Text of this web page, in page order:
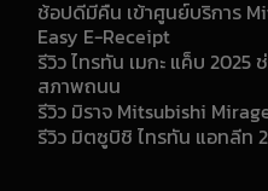
ช้อปดีมีคืน เข้าศูนย์บริการ
Easy E-Receipt
รีวิว ไทรทัน เมกะ แค็บ 2025
สภาพถนน
รีวิว มิราจ Mitsubishi
รีวิว มิตซูบิชิ ไทรทัน แอทลีท